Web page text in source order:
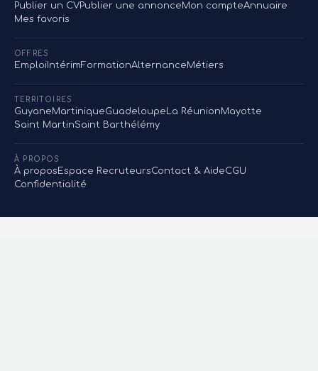
Publier un CVPublier une annonceMon compteAnnuaire
Mes favoris
OFFRES
EmploiIntérimFormationAlternanceMétiers
TERRITOIRES
GuyaneMartiniqueGuadeloupe La RéunionMayotte
Saint MartinSaint Barthélémy
À PROPOS
À propos Espace RecruteursContact & AideCGU
Confidentialité